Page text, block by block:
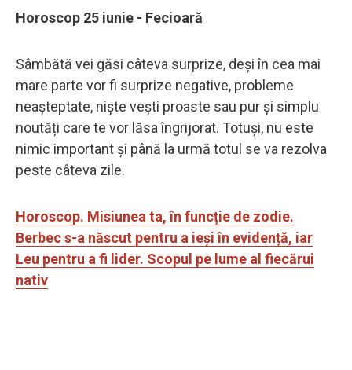
Horoscop 25 iunie - Fecioară
Sâmbătă vei găsi câteva surprize, deși în cea mai
mare parte vor fi surprize negative, probleme
neașteptate, niște vești proaste sau pur și simplu
noutăți care te vor lăsa îngrijorat. Totuși, nu este
nimic important și până la urmă totul se va rezolva
peste câteva zile.
Horoscop. Misiunea ta, în funcție de zodie.
Berbec s-a născut pentru a ieși în evidență, iar
Leu pentru a fi lider. Scopul pe lume al fiecărui
nativ